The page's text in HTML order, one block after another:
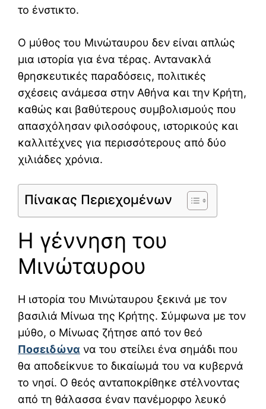
το ένστικτο.
Ο μύθος του Μινώταυρου δεν είναι απλώς
μια ιστορία για ένα τέρας. Αντανακλά
θρησκευτικές παραδόσεις, πολιτικές
σχέσεις ανάμεσα στην Αθήνα και την Κρήτη,
καθώς και βαθύτερους συμβολισμούς που
απασχόλησαν φιλοσόφους, ιστορικούς και
καλλιτέχνες για περισσότερους από δύο
χιλιάδες χρόνια.
Πίνακας Περιεχομένων
Η γέννηση του
Μινώταυρου
Η ιστορία του Μινώταυρου ξεκινά με τον
βασιλιά Μίνωα της Κρήτης. Σύμφωνα με τον
μύθο, ο Μίνωας ζήτησε από τον θεό
Ποσειδώνα να του στείλει ένα σημάδι που
θα αποδείκνυε το δικαίωμά του να κυβερνά
το νησί. Ο θεός ανταποκρίθηκε στέλνοντας
από τη θάλασσα έναν πανέμορφο λευκό